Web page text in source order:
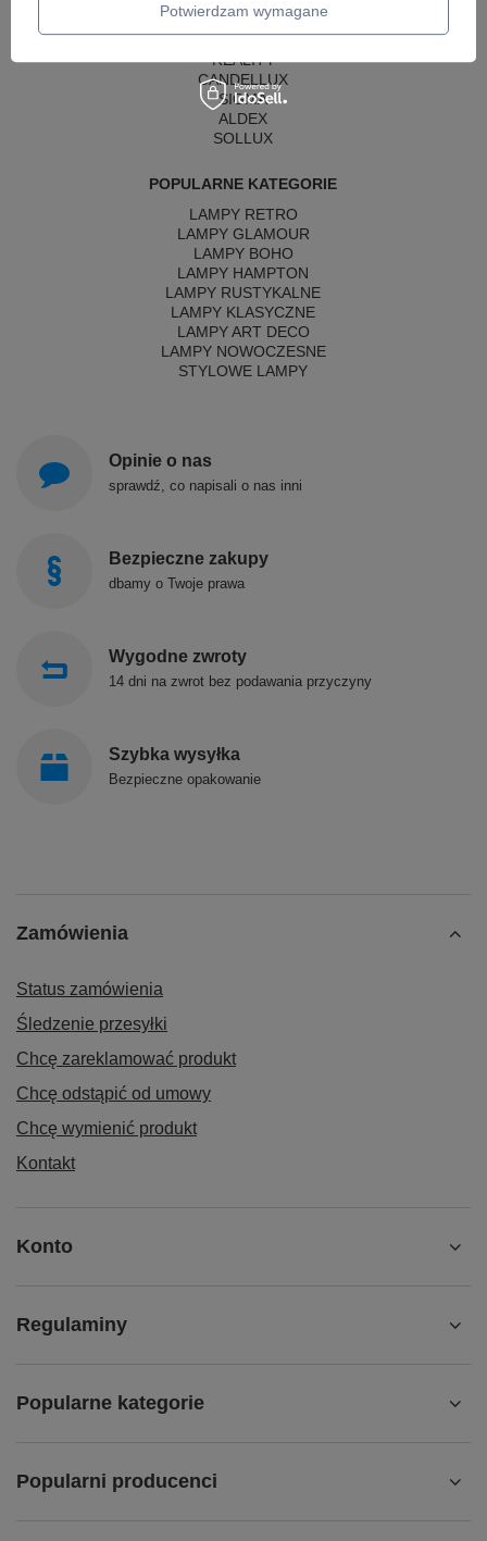
MAYTONI
ARGON
REALITY
CANDELLUX
SIGMA
ALDEX
SOLLUX
POPULARNE KATEGORIE
LAMPY RETRO
LAMPY GLAMOUR
LAMPY BOHO
LAMPY HAMPTON
LAMPY RUSTYKALNE
LAMPY KLASYCZNE
LAMPY ART DECO
LAMPY NOWOCZESNE
STYLOWE LAMPY
Opinie o nas
sprawdź, co napisali o nas inni
Bezpieczne zakupy
dbamy o Twoje prawa
Wygodne zwroty
14 dni na zwrot bez podawania przyczyny
Szybka wysyłka
Bezpieczne opakowanie
Zamówienia
Status zamówienia
Śledzenie przesyłki
Chcę zareklamować produkt
Chcę odstąpić od umowy
Chcę wymienić produkt
Kontakt
Konto
Regulaminy
Popularne kategorie
Popularni producenci
Potwierdzam wymagane